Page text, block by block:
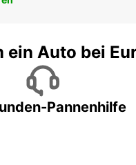
ein Auto bei
Pannenhilfe